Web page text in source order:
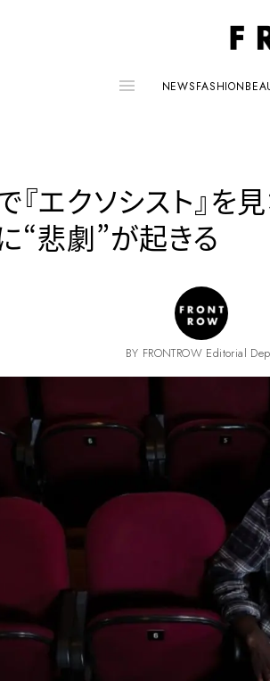
NEWSFASHION
『エクソシスト』を
“悲劇”が起きる
BY FRONTROW Editorial